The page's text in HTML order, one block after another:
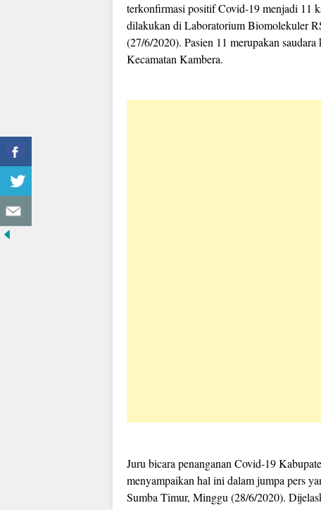
terkonfirmasi positif Covid-19 menjadi 11
dilakukan di Laboratorium Biomolekuler
(27/6/2020). Pasien 11 merupakan
Kecamatan Kambera.
Juru bicara penanganan Covid-19
menyampaikan hal ini dalam jumpa pers
Sumba Timur, Minggu (28/6/2020).